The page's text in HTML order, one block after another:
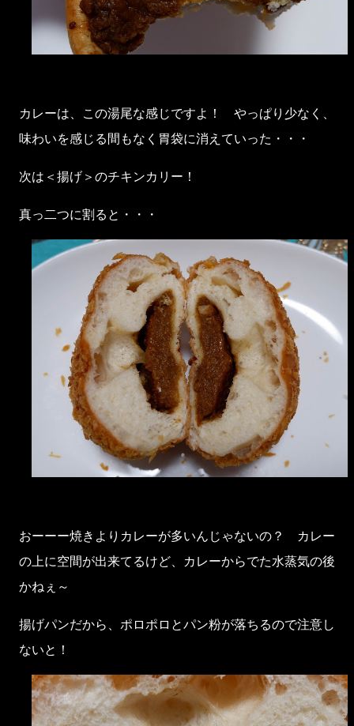
カレーは、この湯尾な感じですよ！ やっぱり少なく、
味わいを感じる間もなく胃袋に消えていった・・・
次は＜揚げ＞のチキンカリー！
真っ二つに割ると・・・
おーーー焼きよりカレーが多いんじゃないの？ カレー
の上に空間が出来てるけど、カレーからでた水蒸気の後
かねぇ～
揚げパンだから、ポロポロとパン粉が落ちるので注意し
ないと！